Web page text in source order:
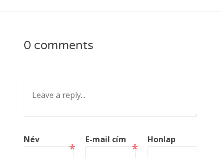
0 comments
Név
*
E-mail cím
*
Honlap